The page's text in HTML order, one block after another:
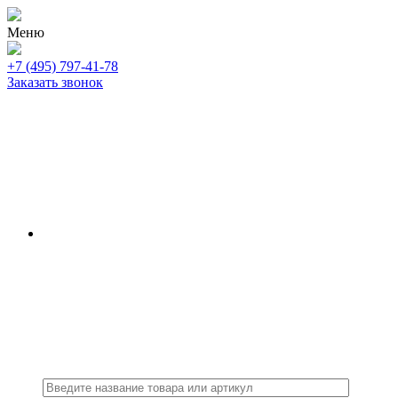
Меню
+7 (495) 797-41-78
Заказать звонок